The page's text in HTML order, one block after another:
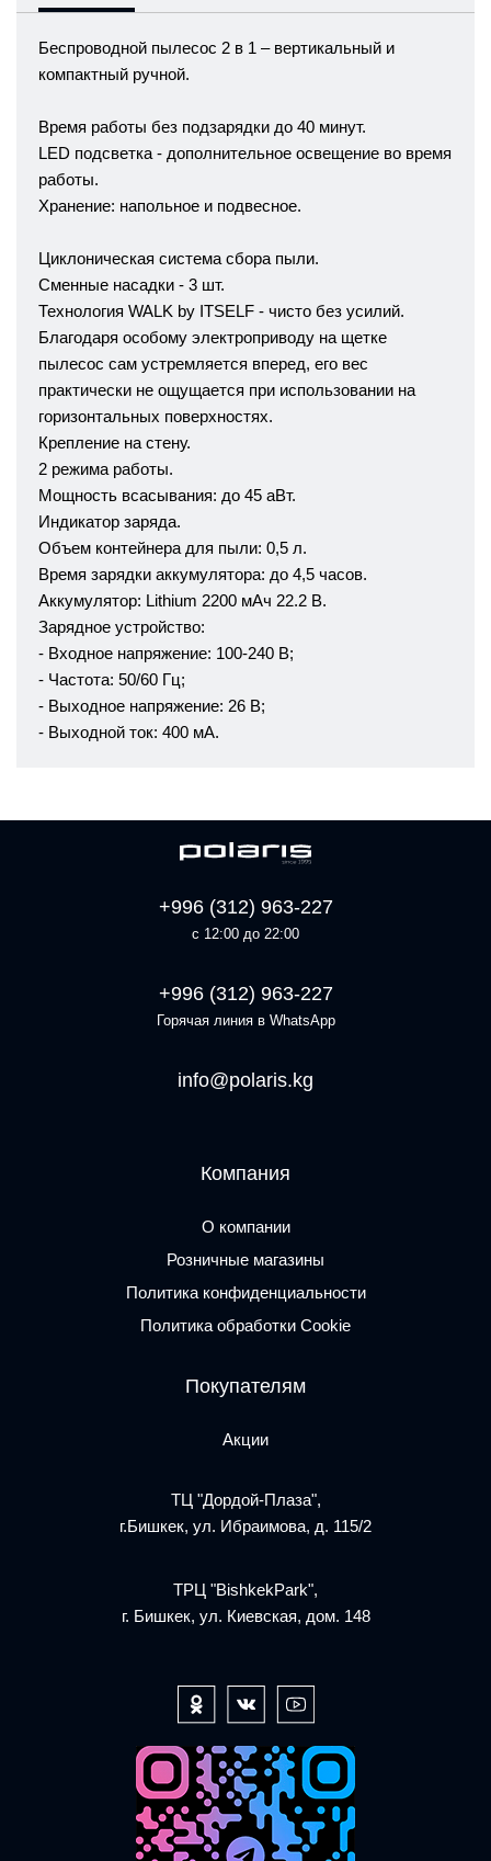
Беспроводной пылесос 2 в 1 – вертикальный и
компактный ручной.
Время работы без подзарядки до 40 минут.
LED подсветка - дополнительное освещение во время
работы.
Хранение: напольное и подвесное.
Циклоническая система сбора пыли.
Сменные насадки - 3 шт.
Технология WALK by ITSELF - чисто без усилий.
Благодаря особому электроприводу на щетке
пылесос сам устремляется вперед, его вес
практически не ощущается при использовании на
горизонтальных поверхностях.
Крепление на стену.
2 режима работы.
Мощность всасывания: до 45 аВт.
Индикатор заряда.
Объем контейнера для пыли: 0,5 л.
Время зарядки аккумулятора: до 4,5 часов.
Аккумулятор: Lithium 2200 мАч 22.2 В.
Зарядное устройство:
- Входное напряжение: 100-240 В;
- Частота: 50/60 Гц;
- Выходное напряжение: 26 В;
- Выходной ток: 400 мА.
+996 (312) 963-227
с 12:00 до 22:00
+996 (312) 963-227
Горячая линия в WhatsApp
info@polaris.kg
Компания
О компании
Розничные магазины
Политика конфиденциальности
Политика обработки Cookie
Покупателям
Акции
ТЦ "Дордой-Плаза",
г.Бишкек, ул. Ибраимова, д. 115/2
ТРЦ "BishkekPark",
г. Бишкек, ул. Киевская, дом. 148